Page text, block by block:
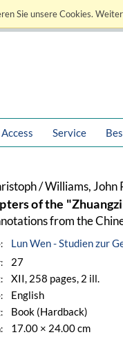
Sie unsere Cookies.
Service
/ Williams, John
of the
from the
Lun Wen - Studien zur
27
XII, 258 pages, 2 ill.
English
Book (Hardback)
17.00 × 24.00 cm